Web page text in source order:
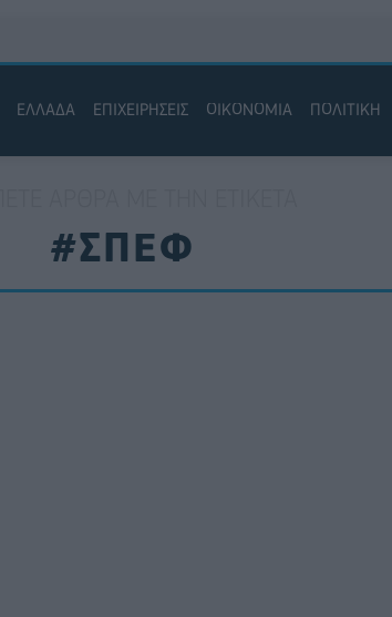
ΕΛΛΑΔΑ ΕΠΙΧΕΙΡΗΣΕΙΣ ΟΙΚΟΝΟΜΙΑ ΠΟΛΙΤΙΚΗ
#ΣΠΕΦ